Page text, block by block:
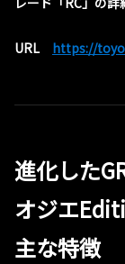
URL https://
進化した
オジエ
主な特徴